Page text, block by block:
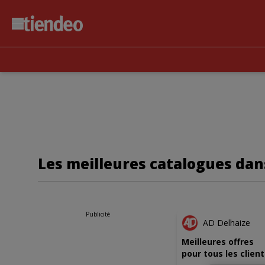
Les meilleures catalogues
Publicité
AD Delhaize
Meilleures offres
pour tous les